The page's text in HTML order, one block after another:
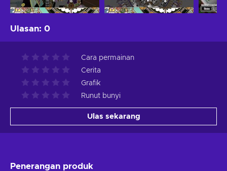
Ulasan: 0
Cara permainan
Cerita
Grafik
Runut bunyi
Ulas sekarang
Penerangan produk